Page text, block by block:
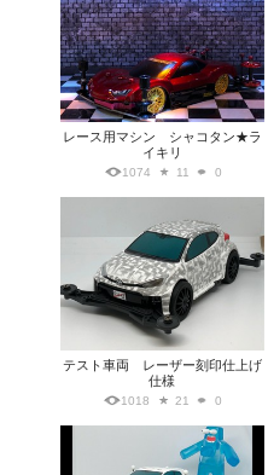
レース用マシン シャコタン★ラ
イキリ
1074 11 0
テスト車両 レーザー刻印仕上げ
仕様
1018 21 0